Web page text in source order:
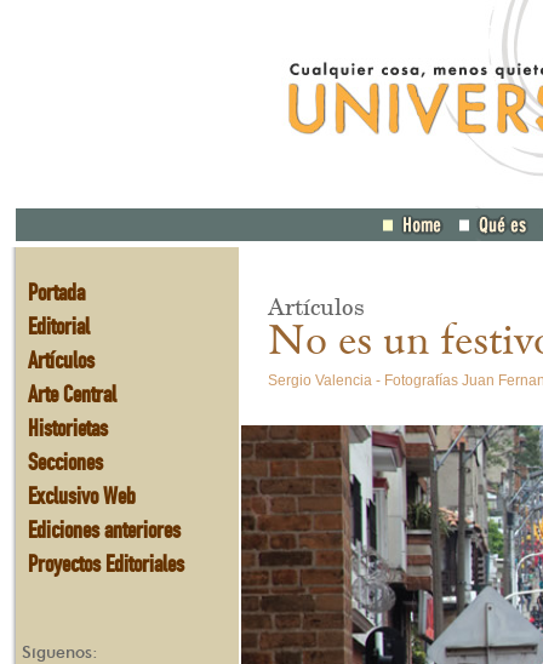
Portada
Editorial
Artículos
Arte Central
Historietas
Secciones
Exclusivo Web
Ediciones anteriores
Proyectos Editoriales
Síguenos:
Artículos
No es un
Sergio Valencia - Fotografías Juan